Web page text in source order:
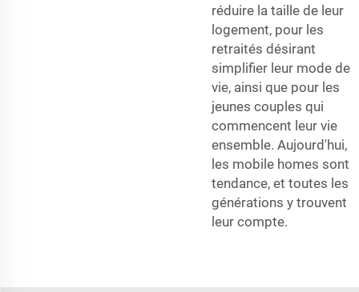
réduire la taille de leur
logement, pour les
retraités désirant
simplifier leur mode de
vie, ainsi que pour les
jeunes couples qui
commencent leur vie
ensemble. Aujourd'hui,
les mobile homes sont
tendance, et toutes les
générations y trouvent
leur compte.